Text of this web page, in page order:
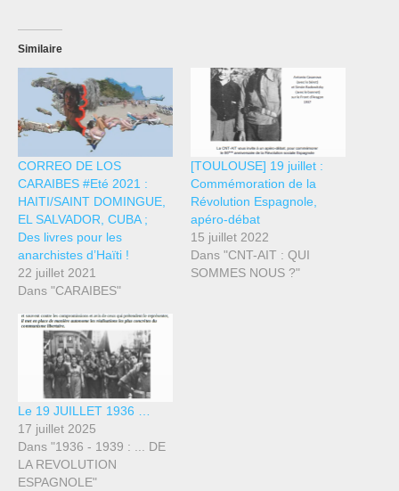
Similaire
CORREO DE LOS
CARAIBES #Eté 2021 :
HAITI/SAINT DOMINGUE,
EL SALVADOR, CUBA ;
Des livres pour les
anarchistes d’Haïti !
22 juillet 2021
Dans "CARAIBES"
[TOULOUSE] 19 juillet :
Commémoration de la
Révolution Espagnole,
apéro-débat
15 juillet 2022
Dans "CNT-AIT : QUI
SOMMES NOUS ?"
Le 19 JUILLET 1936 …
17 juillet 2025
Dans "1936 - 1939 : ... DE
LA REVOLUTION
ESPAGNOLE"